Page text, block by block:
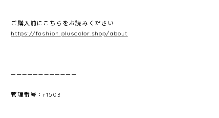
ご購入前にこちらをお読みください
https://fashion.pluscolor.shop/about
————————————
管理番号：r1503